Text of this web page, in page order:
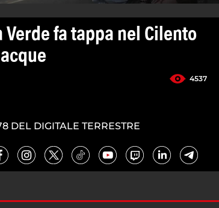
Verde fa tappa nel Cilento
4537
DEL DIGITALE TERRESTRE